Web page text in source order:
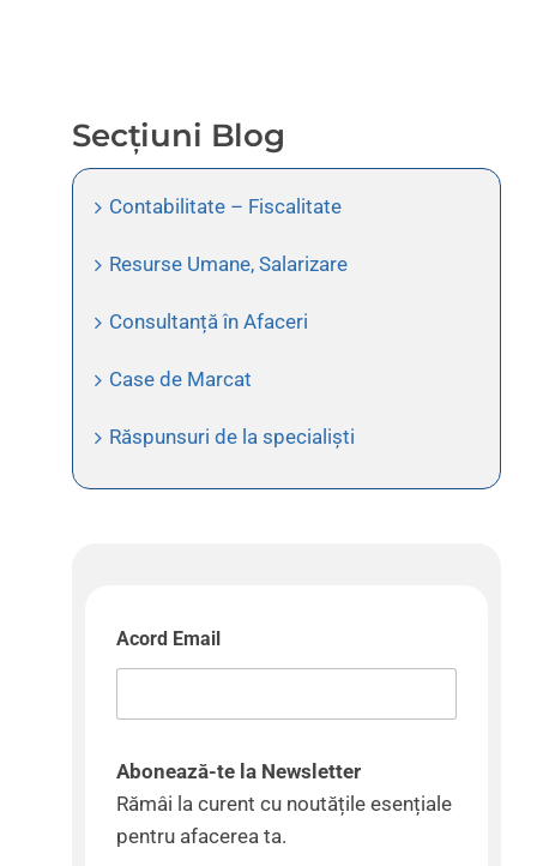
Secțiuni Blog
Contabilitate – Fiscalitate
Resurse Umane, Salarizare
Consultanță în Afaceri
Case de Marcat
Răspunsuri de la specialiști
Acord Email
Abonează-te la Newsletter
Rămâi la curent cu noutățile esențiale
pentru afacerea ta.